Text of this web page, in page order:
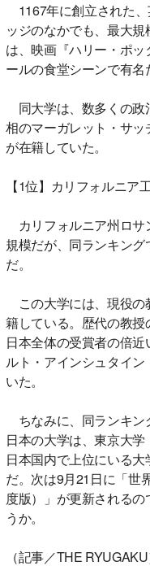
1167年に創立された
ッジのなかでも、最大
は、映画『ハリー・ポ
ールの食堂シーンで有名
同大学は、数多くの政
相のマーガレット・サ
が在籍していた。
【1位】カリフォルニア
カリフォルニア州ロサ
規模だが、同ランキン
だ。
この大学には、現役の
籍している。歴代の教授
日本全体の受賞者の倍
ルト・アインシュタイ
いた。
ちなみに、同ランキン
日本の大学は、東京大学
日本国内で上位にいる
だ。次は9月21日に「世
度版）」が更新される
うか。
（記事／THE RYUGAKU